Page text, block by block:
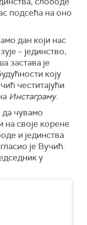
јунаци који
историје и
враћамо дуг
Велика жртва
слободе
се ништа не
и жртви.
њиховим
изабрали да
деца
се зовемо и да
је
жртве не стиже
подсећа на оно
дан који нас
– јединство,
застава је
коју
честитајући
Инстаграму.
да чувамо
на своје корене
и јединства
је Вучић.
у